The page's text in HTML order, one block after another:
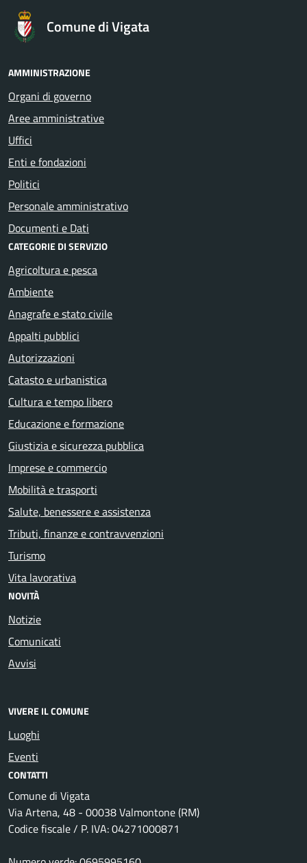
Comune di Vigata
AMMINISTRAZIONE
Organi di governo
Aree amministrative
Uffici
Enti e fondazioni
Politici
Personale amministrativo
Documenti e Dati
CATEGORIE DI SERVIZIO
Agricoltura e pesca
Ambiente
Anagrafe e stato civile
Appalti pubblici
Autorizzazioni
Catasto e urbanistica
Cultura e tempo libero
Educazione e formazione
Giustizia e sicurezza pubblica
Imprese e commercio
Mobilità e trasporti
Salute, benessere e assistenza
Tributi, finanze e contravvenzioni
Turismo
Vita lavorativa
NOVITÀ
Notizie
Comunicati
Avvisi
VIVERE IL COMUNE
Luoghi
Eventi
CONTATTI
Comune di Vigata
Via Artena, 48 - 00038 Valmontone (RM)
Codice fiscale / P. IVA: 04271000871